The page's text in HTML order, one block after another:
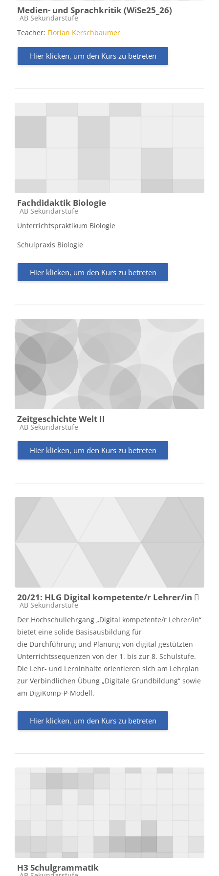
Medien- und Sprachkritik (WiSe25_26)
Kursbereich
AB Sekundarstufe
Teacher: Florian Kerschbaumer
Hier klicken, um den Kurs zu betreten
Fachdidaktik Biologie
Kursbereich
AB Sekundarstufe
Unterrichtspraktikum Biologie
Schulpraxis Biologie
Hier klicken, um den Kurs zu betreten
Zeitgeschichte Welt II
Kursbereich
AB Sekundarstufe
Hier klicken, um den Kurs zu betreten
20/21: HLG Digital kompetente/r Lehrer/in 
Kursbereich
AB Sekundarstufe
Der Hochschullehrgang „Digital kompetente/r Lehrer/in“
bietet eine solide Basisausbildung für
die Durchführung und Planung von digital gestützten
Unterrichtssequenzen von der 1. bis zur 8. Schulstufe.
Die Lehr- und Lerninhalte orientieren sich am Lehrplan
zur Verbindlichen Übung „Digitale Grundbildung“ sowie
am DigiKomp-P-Modell.
Hier klicken, um den Kurs zu betreten
H3 Schulgrammatik